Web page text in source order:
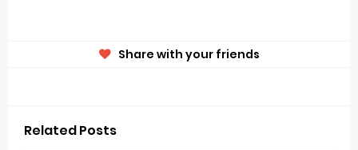
Share with your friends
Related Posts